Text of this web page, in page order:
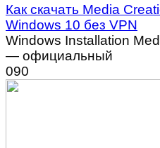
Как скачать Media
Windows 10 без VPN
Windows Installation
— официальный
090